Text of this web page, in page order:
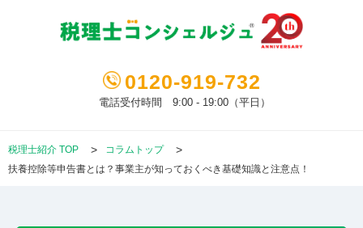
0120-919-732
電話受付時間 9:00 - 19:00（平日）
税理士紹介 TOP
コラムトップ
扶養控除等申告書とは？事業主が知っておくべき基礎知識と注意点！